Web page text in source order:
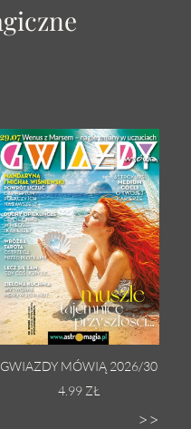
GWIAZDY MÓWIĄ 2026/30
4.99 ZŁ